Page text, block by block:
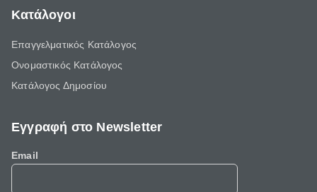
Κατάλογοι
Επαγγελματικός Κατάλογος
Ονομαστικός Κατάλογος
Κατάλογος Δημοσίου
Εγγραφή στο Newsletter
Email